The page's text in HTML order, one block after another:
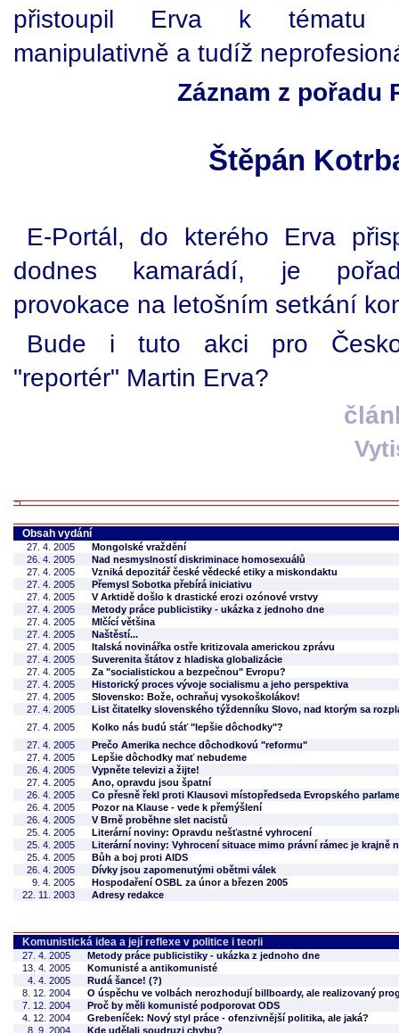
přistoupil Erva k tématu
manipulativně a tudíž
Záznam z pořadu
Štěpán
E-Portál, do kterého Erva
dodnes kamarádí, je
provokace na letošním setkání
Bude i tuto akci pro
"reportér" Martin Erva?
Obsah vydání
27. 4. 2005
Mongolské vraždění
26. 4. 2005
Nad nesmyslností diskriminace homosexuálů
27. 4. 2005
Vzniká depozitář české vědecké etiky a miskondaktu
27. 4. 2005
Přemysl Sobotka přebírá iniciativu
27. 4. 2005
V Arktidě došlo k drastické erozi ozónové vrstvy
27. 4. 2005
Metody práce publicistiky - ukázka z jednoho dne
27. 4. 2005
Mlčící většina
27. 4. 2005
Naštěstí...
27. 4. 2005
Italská novinářka ostře kritizovala americkou zprávu
27. 4. 2005
Suverenita štátov z hladiska globalizácie
27. 4. 2005
Za "socialistickou a bezpečnou" Evropu?
27. 4. 2005
Historický proces vývoje socialismu a jeho perspektiva
27. 4. 2005
Slovensko: Bože, ochraňuj vysokoškolákov!
27. 4. 2005
List čitatelky slovenského týždenníku Slovo, nad ktorým sa
27. 4. 2005
Kolko nás budú stáť "lepšie dôchodky"?
27. 4. 2005
Prečo Amerika nechce dôchodkovú "reformu"
27. 4. 2005
Lepšie dôchodky mať nebudeme
26. 4. 2005
Vypněte televizi a žijte!
27. 4. 2005
Ano, opravdu jsou špatní
26. 4. 2005
Co přesně řekl proti Klausovi místopředseda Evropského
26. 4. 2005
Pozor na Klause - vede k přemýšlení
26. 4. 2005
V Brně proběhne slet nacistů
25. 4. 2005
Literární noviny: Opravdu nešťastné vyhrocení
25. 4. 2005
Literární noviny: Vyhrocení situace mimo právní rámec je krajně
25. 4. 2005
Bůh a boj proti AIDS
26. 4. 2005
Dívky jsou zapomenutými obětmi válek
9. 4. 2005
Hospodaření OSBL za únor a březen 2005
22. 11. 2003
Adresy redakce
Komunistická idea a její reflexe v politice i teorii
27. 4. 2005
Metody práce publicistiky - ukázka z jednoho dne
13. 4. 2005
Komunisté a antikomunisté
4. 4. 2005
Rudá šance! (?)
8. 12. 2004
O úspěchu ve volbách nerozhodují billboardy, ale realizovaný
7. 12. 2004
Proč by měli komunisté podporovat ODS
4. 12. 2004
Grebeníček: Nový styl práce - ofenzivnější politika, ale jaká?
8. 9. 2004
Kde udělali soudruzi chybu?